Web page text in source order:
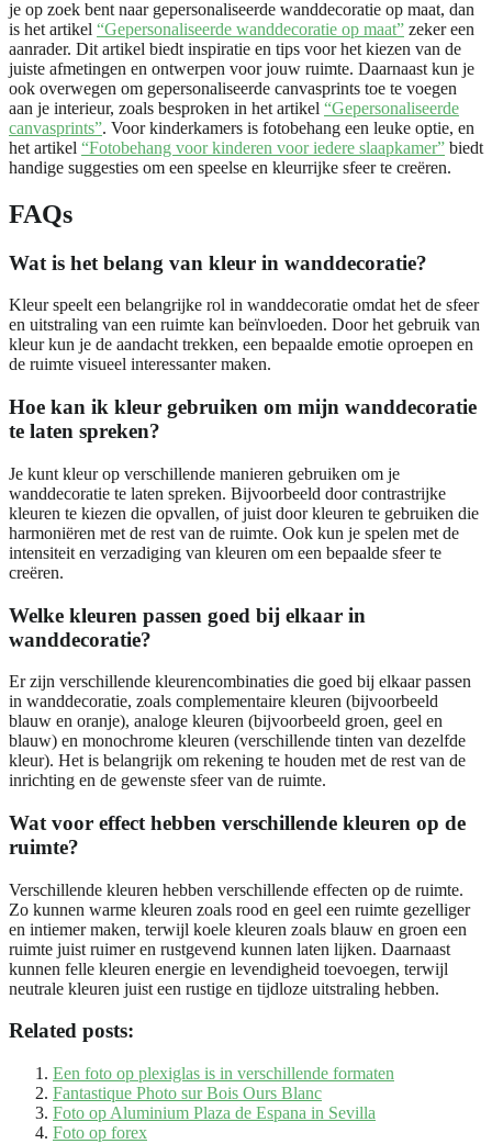
je op zoek bent naar gepersonaliseerde wanddecoratie op maat, dan
is het artikel “Gepersonaliseerde wanddecoratie op maat” zeker een
aanrader. Dit artikel biedt inspiratie en tips voor het kiezen van de
juiste afmetingen en ontwerpen voor jouw ruimte. Daarnaast kun je
ook overwegen om gepersonaliseerde canvasprints toe te voegen
aan je interieur, zoals besproken in het artikel “Gepersonaliseerde
canvasprints”. Voor kinderkamers is fotobehang een leuke optie, en
het artikel “Fotobehang voor kinderen voor iedere slaapkamer” biedt
handige suggesties om een speelse en kleurrijke sfeer te creëren.
FAQs
Wat is het belang van kleur in wanddecoratie?
Kleur speelt een belangrijke rol in wanddecoratie omdat het de sfeer
en uitstraling van een ruimte kan beïnvloeden. Door het gebruik van
kleur kun je de aandacht trekken, een bepaalde emotie oproepen en
de ruimte visueel interessanter maken.
Hoe kan ik kleur gebruiken om mijn wanddecoratie
te laten spreken?
Je kunt kleur op verschillende manieren gebruiken om je
wanddecoratie te laten spreken. Bijvoorbeeld door contrastrijke
kleuren te kiezen die opvallen, of juist door kleuren te gebruiken die
harmoniëren met de rest van de ruimte. Ook kun je spelen met de
intensiteit en verzadiging van kleuren om een bepaalde sfeer te
creëren.
Welke kleuren passen goed bij elkaar in
wanddecoratie?
Er zijn verschillende kleurencombinaties die goed bij elkaar passen
in wanddecoratie, zoals complementaire kleuren (bijvoorbeeld
blauw en oranje), analoge kleuren (bijvoorbeeld groen, geel en
blauw) en monochrome kleuren (verschillende tinten van dezelfde
kleur). Het is belangrijk om rekening te houden met de rest van de
inrichting en de gewenste sfeer van de ruimte.
Wat voor effect hebben verschillende kleuren op de
ruimte?
Verschillende kleuren hebben verschillende effecten op de ruimte.
Zo kunnen warme kleuren zoals rood en geel een ruimte gezelliger
en intiemer maken, terwijl koele kleuren zoals blauw en groen een
ruimte juist ruimer en rustgevend kunnen laten lijken. Daarnaast
kunnen felle kleuren energie en levendigheid toevoegen, terwijl
neutrale kleuren juist een rustige en tijdloze uitstraling hebben.
Related posts:
Een foto op plexiglas is in verschillende formaten
Fantastique Photo sur Bois Ours Blanc
Foto op Aluminium Plaza de Espana in ‪Sevilla‬
Foto op forex